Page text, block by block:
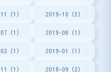
（1） 2019-10（3）
（1） 2019-06（1）
（1） 2019-01（1）
（1） 2018-09（2）